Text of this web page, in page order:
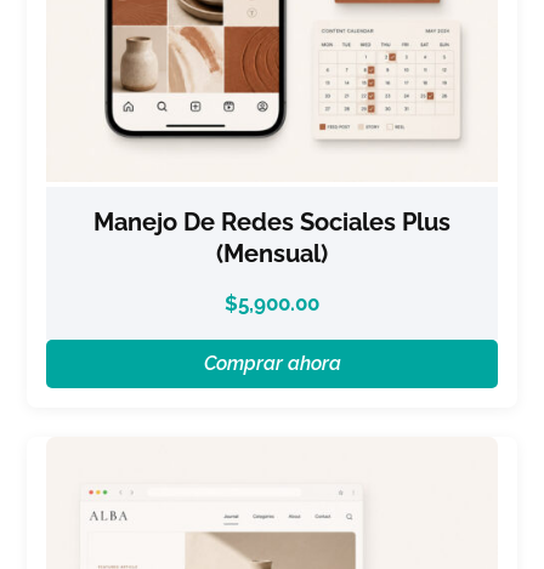
Manejo De Redes Sociales Plus
(Mensual)
$5,900.00
Comprar ahora